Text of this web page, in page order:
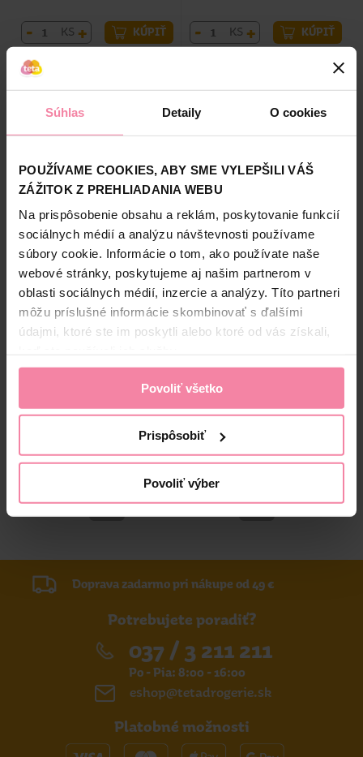
Súhlas Detaily O cookies
POUŽÍVAME COOKIES, ABY SME VYLEPŠILI VÁŠ
ZÁŽITOK Z PREHLIADANIA WEBU
Na prispôsobenie obsahu a reklám, poskytovanie funkcií
sociálnych médií a analýzu návštevnosti používame
súbory cookie. Informácie o tom, ako používate naše
webové stránky, poskytujeme aj našim partnerom v
oblasti sociálnych médií, inzercie a analýzy. Títo partneri
môžu príslušné informácie skombinovať s ďalšími
údajmi, ktoré ste im poskytli alebo ktoré od vás získali,
Povoliť všetko
Prispôsobiť
Povoliť výber
- KS + KÚPIŤ
Dostupné online
- KS + KÚPIŤ
Dostupné online
KOH-I-NOOR nožnice pre
lavákov B855 LH 13,5 cm
1,99
v 34 predajniach
Memobe nožnice
pogumované 17 cm
2,39
Strana 1 z 1
Doprava zadarmo pri nákupe od 49 €
Potrebujete poradiť?
037 / 3 211 211
Po - Pia: 8:00 - 16:00
eshop@tetadrogerie.sk
Platobné možnosti